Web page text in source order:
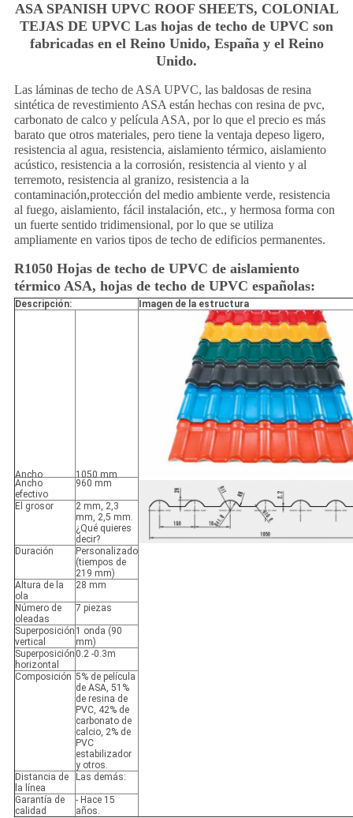
ASA SPANISH UPVC ROOF SHEETS, COLONIAL
TEJAS DE UPVC Las hojas de techo de UPVC son
fabricadas en el Reino Unido, España y el Reino
Unido.
Las láminas de techo de ASA UPVC, las baldosas de resina
sintética de revestimiento ASA están hechas con resina de pvc,
carbonato de calco y película ASA, por lo que el precio es más
barato que otros materiales, pero tiene la ventaja depeso ligero,
resistencia al agua, resistencia, aislamiento térmico, aislamiento
acústico, resistencia a la corrosión, resistencia al viento y al
terremoto, resistencia al granizo, resistencia a la
contaminación,protección del medio ambiente verde, resistencia
al fuego, aislamiento, fácil instalación, etc., y hermosa forma con
un fuerte sentido tridimensional, por lo que se utiliza
ampliamente en varios tipos de techo de edificios permanentes.
R1050 Hojas de techo de UPVC de aislamiento
térmico ASA, hojas de techo de UPVC españolas:
Descripción: Imagen de la estructura
Ancho 1050 mm
Ancho
efectivo
960 mm
El grosor
2 mm, 2,3
mm, 2,5 mm.
¿Qué quieres
decir?
Duración
Personalizado
(tiempos de
219 mm)
Altura de la
ola
28 mm
Número de
oleadas
7 piezas
Superposición
vertical
1 onda (90
mm)
Superposición
horizontal
0.2 -0.3m
Composición 5% de película
de ASA, 51%
de resina de
PVC, 42% de
carbonato de
calcio, 2% de
PVC
estabilizador
y otros.
Distancia de
la línea
Las demás:
Garantía de
calidad
- Hace 15
años.